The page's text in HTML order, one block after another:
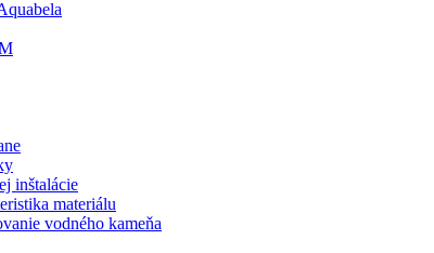
inštalácie
materiálu
vodného kameňa